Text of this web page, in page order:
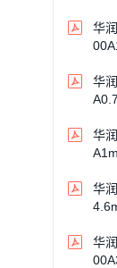
华
华
华
华
华